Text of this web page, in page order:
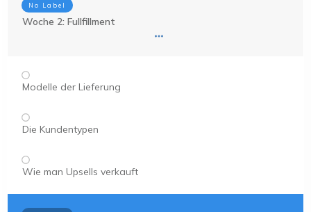
No Label
Woche 2: Fullfillment
Modelle der Lieferung
Die Kundentypen
Wie man Upsells verkauft